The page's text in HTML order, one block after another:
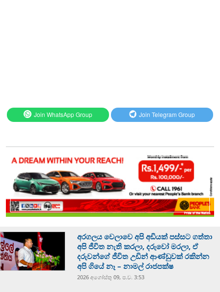
Join WhatsApp Group Join Telegram Group
අරගලය වෙලාවෙ අපි අඩියක් පස්සට ගත්තා
අපි ජීවිත නැති කරලා, දරුවෝ මරලා, ඒ
දරුවන්ගේ ජීවිත උඩින් ආණ්ඩුවක් රකින්න
අපි ගියේ නෑ – නාමල් රාජපක්ෂ
2026 අගෝස්‍තු 09, ප.ව. 3:53